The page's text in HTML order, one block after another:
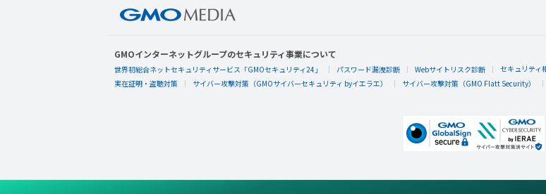
みえこ☆
GMOインターネットグループのセキュリティ事業について
世界初総合ネットセキュリティサービス「GMOセキュリティ24」 パスワード漏洩診断 Webサイトリスク診断
セキュリティ
実在証明・盗聴対策
サイバー攻撃対策（GMOサイバーセキュリティ byイエラエ） サイバー攻撃対策（GMO Flatt Security）